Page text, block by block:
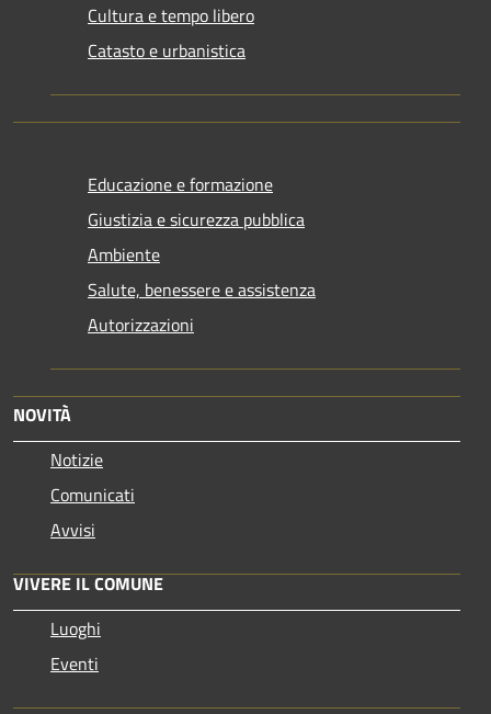
Cultura e tempo libero
Catasto e urbanistica
Educazione e formazione
Giustizia e sicurezza pubblica
Ambiente
Salute, benessere e assistenza
Autorizzazioni
NOVITÀ
Notizie
Comunicati
Avvisi
VIVERE IL COMUNE
Luoghi
Eventi